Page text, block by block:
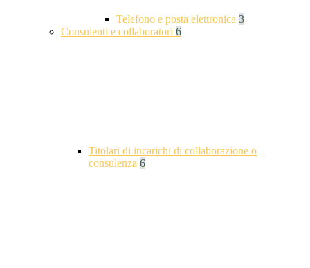
Telefono e posta elettronica 3
Consulenti e collaboratori 6
Titolari di incarichi di collaborazione o
consulenza 6